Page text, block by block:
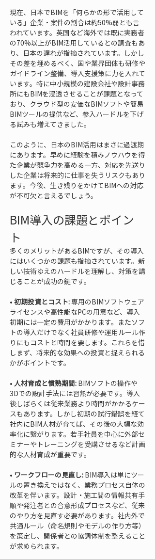
現在、日本でBIMを「何らかの形で活用して
いる」企業・案件の割合は約50%弱とも言
われています。英国など海外では既に実務者
の70%以上がBIM活用しているとの調査もあ
り、日本の遅れが指摘されています。しかし
その差を埋めるべく、国や業界団体も研修や
ガイドライン整備、導入支援策に力を入れて
います。特に中小規模の建設会社や設計事務
所にもBIMを浸透させることが課題となって
おり、クラウド型の安価なBIMソフトや簡易
BIMツールの提供など、参入ハードルを下げ
る試みも増えてきました。
このように、日本のBIM活用はまさに過渡期
にあります。早めに経験を積みノウハウを得
た企業が競争力を高める一方、対応を先送り
した企業は将来的に仕事を失うリスクもあり
ます。今後、生き残りをかけてBIMへの対応
が不可欠と言えるでしょう。
BIM導入の課題とポイン
ト
多くのメリットがあるBIMですが、その導入
にはいくつかの課題も指摘されています。新
しい技術ゆえのハードルを理解し、対策を講
じることが成功の鍵です。
• 初期投資とコスト: 専用のBIMソフトウェア
ライセンスや高性能なPCの用意など、導入
初期には一定の費用がかかります。またソフ
トの導入だけでなく社員研修や運用ルール作
りにもコストと時間を要します。これらを惜
しまず、将来的な効果への投資と捉えられる
• 人材育成と慣熟期間: BIMソフトの操作や
3Dでの設計手法には習熟が必要です。導入
後しばらくは従来業務より時間がかかるケー
スもあります。しかし初期の試行錯誤を経て
社内にBIM人材が育てば、その後の大幅な効
率化に繋がります。若手社員を中心に外部セ
ミナーやトレーニングを受講させるなど計画
• ワークフローの見直し: BIM導入は単にツー
ルの置き換えではなく、業務プロセス自体の
改革を伴います。設計・施工間の情報共有手
順や発注者との合意形成プロセスなど、従来
のやり方を見直す必要があります。社内外で
共通ルール（命名規則やモデルの作り方等）
を策定し、関係者との協調体制を整えること